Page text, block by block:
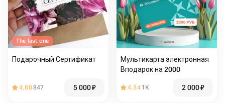
The last one
Подарочный Сертификат
4.80847 5 000₽
Мультикарта электронная
Вподарок на 2000
4.34 1K 2 000₽